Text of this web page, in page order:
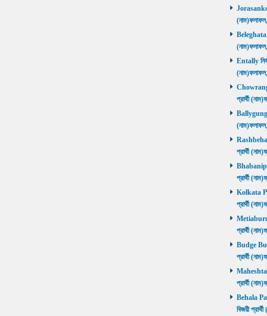
Jorasanko
Beleghata
Entally
প্রার্থী
Ballygunge
প্রার্থী
প্রার্থী
Kolkata
প্রার্থী
Metiaburuz
প্রার্থী
Budge
প্রার্থী
প্রার্থী
Behala
বিজয়ী